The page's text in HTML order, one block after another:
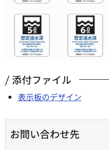
添付ファイル
表示板のデザイン
お問い合わせ先